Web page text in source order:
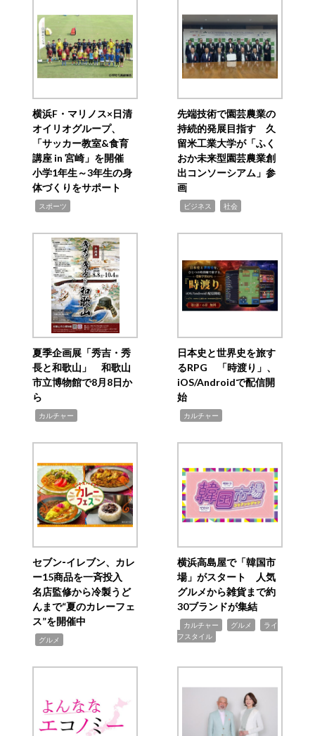
横浜F・マリノス×日清
オイリオグループ、
「サッカー教室&食育
講座 in 宮崎」を開催
小学1年生～3年生の身
体づくりをサポート
スポーツ
先端技術で園芸農業の
持続的発展目指す 久
留米工業大学が「ふく
おか未来型園芸農業創
出コンソーシアム」参
画
ビジネス 社会
夏季企画展「秀吉・秀
長と和歌山」 和歌山
市立博物館で8月8日か
ら
カルチャー
日本史と世界史を旅す
るRPG 「時渡り」、
iOS/Androidで配信開
始
カルチャー
セブン‐イレブン、カレ
ー15商品を一斉投入
名店監修から冷製うど
んまで“夏のカレーフェ
ス”を開催中
グルメ
横浜高島屋で「韓国市
場」がスタート 人気
グルメから雑貨まで約
30ブランドが集結
カルチャー グルメ
ライ
フスタイル